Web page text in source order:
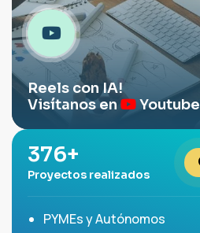
Reels con IA!
Visítanos en
Youtube
500+
Proyectos realizados
PYMEs y Autónomos